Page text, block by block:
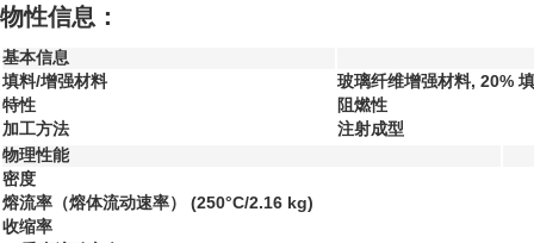
物性信息：
基本信息
填料/增强材料
玻璃纤维增强材料, 20%
特性
阻燃性
加工方法
注射成型
物理性能
密度
熔流率（熔体流动速率） (250°C/2.16 kg)
收缩率